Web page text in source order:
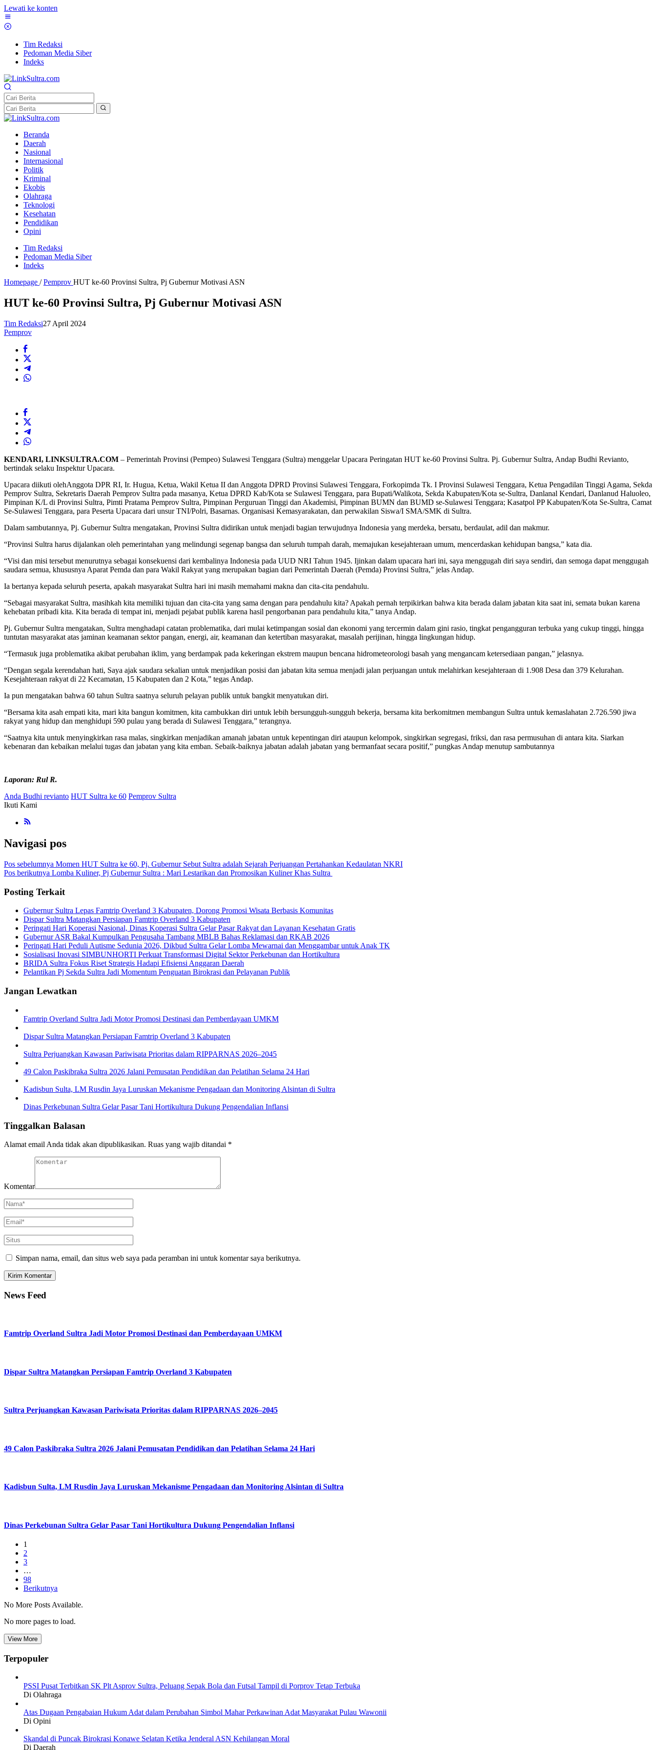
Lewati ke konten
Tim Redaksi
Pedoman Media Siber
Indeks
Beranda
Daerah
Nasional
Internasional
Politik
Kriminal
Ekobis
Olahraga
Teknologi
Kesehatan
Pendidikan
Opini
Tim Redaksi
Pedoman Media Siber
Indeks
Homepage / Pemprov HUT ke-60 Provinsi Sultra, Pj Gubernur Motivasi ASN
HUT ke-60 Provinsi Sultra, Pj Gubernur Motivasi ASN
Tim Redaksi27 April 2024
Pemprov
KENDARI, LINKSULTRA.COM – Pemerintah Provinsi (Pempeo) Sulawesi Tenggara (Sultra) menggelar Upacara Peringatan HUT ke-60 Provinsi Sultra. Pj. Gubernur Sultra, Andap Budhi Revianto,
bertindak selaku Inspektur Upacara.
Upacara diikuti olehAnggota DPR RI, Ir. Hugua, Ketua, Wakil Ketua II dan Anggota DPRD Provinsi Sulawesi Tenggara, Forkopimda Tk. I Provinsi Sulawesi Tenggara, Ketua Pengadilan Tinggi Agama, Sekda
Pemprov Sultra, Sekretaris Daerah Pemprov Sultra pada masanya, Ketua DPRD Kab/Kota se Sulawesi Tenggara, para Bupati/Walikota, Sekda Kabupaten/Kota se-Sultra, Danlanal Kendari, Danlanud Haluoleo,
Pimpinan K/L di Provinsi Sultra, Pimti Pratama Pemprov Sultra, Pimpinan Perguruan Tinggi dan Akademisi, Pimpinan BUMN dan BUMD se-Sulawesi Tenggara; Kasatpol PP Kabupaten/Kota Se-Sultra, Camat
Se-Sulawesi Tenggara, para Peserta Upacara dari unsur TNI/Polri, Basarnas. Organisasi Kemasyarakatan, dan perwakilan Siswa/I SMA/SMK di Sultra.
Dalam sambutannya, Pj. Gubernur Sultra mengatakan, Provinsi Sultra didirikan untuk menjadi bagian terwujudnya Indonesia yang merdeka, bersatu, berdaulat, adil dan makmur.
“Provinsi Sultra harus dijalankan oleh pemerintahan yang melindungi segenap bangsa dan seluruh tumpah darah, memajukan kesejahteraan umum, mencerdaskan kehidupan bangsa,” kata dia.
“Visi dan misi tersebut menurutnya sebagai konsekuensi dari kembalinya Indonesia pada UUD NRI Tahun 1945. Ijinkan dalam upacara hari ini, saya menggugah diri saya sendiri, dan semoga dapat menggugah
saudara semua, khususnya Aparat Pemda dan para Wakil Rakyat yang merupakan bagian dari Pemerintah Daerah (Pemda) Provinsi Sultra,” jelas Andap.
Ia bertanya kepada seluruh peserta, apakah masyarakat Sultra hari ini masih memahami makna dan cita-cita pendahulu.
“Sebagai masyarakat Sultra, masihkah kita memiliki tujuan dan cita-cita yang sama dengan para pendahulu kita? Apakah pernah terpikirkan bahwa kita berada dalam jabatan kita saat ini, semata bukan karena
kehebatan pribadi kita. Kita berada di tempat ini, menjadi pejabat publik karena hasil pengorbanan para pendahulu kita,” tanya Andap.
Pj. Gubernur Sultra mengatakan, Sultra menghadapi catatan problematika, dari mulai ketimpangan sosial dan ekonomi yang tercermin dalam gini rasio, tingkat pengangguran terbuka yang cukup tinggi, hingga
tuntutan masyarakat atas jaminan keamanan sektor pangan, energi, air, keamanan dan ketertiban masyarakat, masalah perijinan, hingga lingkungan hidup.
“Termasuk juga problematika akibat perubahan iklim, yang berdampak pada kekeringan ekstrem maupun bencana hidrometeorologi basah yang mengancam ketersediaan pangan,” jelasnya.
“Dengan segala kerendahan hati, Saya ajak saudara sekalian untuk menjadikan posisi dan jabatan kita semua menjadi jalan perjuangan untuk melahirkan kesejahteraan di 1.908 Desa dan 379 Kelurahan.
Kesejahteraan rakyat di 22 Kecamatan, 15 Kabupaten dan 2 Kota,” tegas Andap.
Ia pun mengatakan bahwa 60 tahun Sultra saatnya seluruh pelayan publik untuk bangkit menyatukan diri.
“Bersama kita asah empati kita, mari kita bangun komitmen, kita cambukkan diri untuk lebih bersungguh-sungguh bekerja, bersama kita berkomitmen membangun Sultra untuk kemaslahatan 2.726.590 jiwa
rakyat yang hidup dan menghidupi 590 pulau yang berada di Sulawesi Tenggara,” terangnya.
“Saatnya kita untuk menyingkirkan rasa malas, singkirkan menjadikan amanah jabatan untuk kepentingan diri ataupun kelompok, singkirkan segregasi, friksi, dan rasa permusuhan di antara kita. Siarkan
kebenaran dan kebaikan melalui tugas dan jabatan yang kita emban. Sebaik-baiknya jabatan adalah jabatan yang bermanfaat secara positif,” pungkas Andap menutup sambutannya
Laporan: Rul R.
Anda Budhi revianto HUT Sultra ke 60 Pemprov Sultra
Ikuti Kami
Navigasi pos
Pos sebelumnya Momen HUT Sultra ke 60, Pj. Gubernur Sebut Sultra adalah Sejarah Perjuangan Pertahankan Kedaulatan NKRI
Pos berikutnya Lomba Kuliner, Pj Gubernur Sultra : Mari Lestarikan dan Promosikan Kuliner Khas Sultra
Posting Terkait
Gubernur Sultra Lepas Famtrip Overland 3 Kabupaten, Dorong Promosi Wisata Berbasis Komunitas
Dispar Sultra Matangkan Persiapan Famtrip Overland 3 Kabupaten
Peringati Hari Koperasi Nasional, Dinas Koperasi Sultra Gelar Pasar Rakyat dan Layanan Kesehatan Gratis
Gubernur ASR Bakal Kumpulkan Pengusaha Tambang MBLB Bahas Reklamasi dan RKAB 2026
Peringati Hari Peduli Autisme Sedunia 2026, Dikbud Sultra Gelar Lomba Mewarnai dan Menggambar untuk Anak TK
Sosialisasi Inovasi SIMBUNHORTI Perkuat Transformasi Digital Sektor Perkebunan dan Hortikultura
BRIDA Sultra Fokus Riset Strategis Hadapi Efisiensi Anggaran Daerah
Pelantikan Pj Sekda Sultra Jadi Momentum Penguatan Birokrasi dan Pelayanan Publik
Jangan Lewatkan
Famtrip Overland Sultra Jadi Motor Promosi Destinasi dan Pemberdayaan UMKM
Dispar Sultra Matangkan Persiapan Famtrip Overland 3 Kabupaten
Sultra Perjuangkan Kawasan Pariwisata Prioritas dalam RIPPARNAS 2026–2045
49 Calon Paskibraka Sultra 2026 Jalani Pemusatan Pendidikan dan Pelatihan Selama 24 Hari
Kadisbun Sulta, LM Rusdin Jaya Luruskan Mekanisme Pengadaan dan Monitoring Alsintan di Sultra
Dinas Perkebunan Sultra Gelar Pasar Tani Hortikultura Dukung Pengendalian Inflansi
Tinggalkan Balasan
Alamat email Anda tidak akan dipublikasikan. Ruas yang wajib ditandai *
Komentar
Simpan nama, email, dan situs web saya pada peramban ini untuk komentar saya berikutnya.
News Feed
Famtrip Overland Sultra Jadi Motor Promosi Destinasi dan Pemberdayaan UMKM
Dispar Sultra Matangkan Persiapan Famtrip Overland 3 Kabupaten
Sultra Perjuangkan Kawasan Pariwisata Prioritas dalam RIPPARNAS 2026–2045
49 Calon Paskibraka Sultra 2026 Jalani Pemusatan Pendidikan dan Pelatihan Selama 24 Hari
Kadisbun Sulta, LM Rusdin Jaya Luruskan Mekanisme Pengadaan dan Monitoring Alsintan di Sultra
Dinas Perkebunan Sultra Gelar Pasar Tani Hortikultura Dukung Pengendalian Inflansi
1
2
3
…
98
Berikutnya
No More Posts Available.
No more pages to load.
View More
Terpopuler
PSSI Pusat Terbitkan SK Plt Asprov Sultra, Peluang Sepak Bola dan Futsal Tampil di Porprov Tetap Terbuka
Di Olahraga
Atas Dugaan Pengabaian Hukum Adat dalam Perubahan Simbol Mahar Perkawinan Adat Masyarakat Pulau Wawonii
Di Opini
Skandal di Puncak Birokrasi Konawe Selatan Ketika Jenderal ASN Kehilangan Moral
Di Daerah